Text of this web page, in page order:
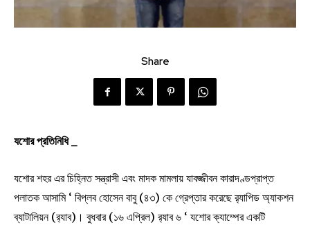
Share
যশোর প্রতিনিধি _
যশোর শহর এর চিহ্নিত সন্ত্রাসী এবং মাদক মামলায় যাবজ্জীবন কারাদণ্ডপ্রাপ্ত
পলাতক আসামি ‘ বিপ্লব হোসেন বাবু (৪৩) কে গ্রেপ্তার করেছে র‌্যাপিড অ্যাকশন
ব্যাটালিয়ন (র‌্যাব)। বুধবার (১৬ এপ্রিল) র‌্যাব ৬ ‘ যশোর ক্যাম্পের একটি